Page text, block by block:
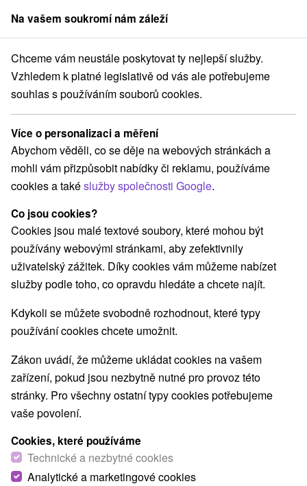
člen skupinySorger
Botanické záhrady Západné Slovensko Bratislavský kraj
Botanické záhrady Bratislavský
kraj
Kategorie
Všechny kategorie
Plte, rafting, splavy(2)
Hrady, zámky, zrúcaniny
Vyhliadkové lety a plavby(1) Šport(4)
Jazda na koni(3) Skanzeny(1) Divadlá(7)
Kaštiele(5) Sakrálne miesta(7)
Vyhliadkové veže a chodníky(11)
Mestské a zámocké parky(4) Golfové ihriská(5)
Motokárové dráhy (1) Vínne cesty
Túry a turistické chodníky (1) Escaperoom
Jaskyne Bobové dráhy (1) Lanové dráhy (1)
Adrenalinové atrakcie Turistické atrakcie (12)
Múzeá a galérie (13) ZOO a zvieracie farmy
Botanické záhrady
Atrakce s dětmi (18) Technické pamiatky
Pamätníky(3) Aquaparky, kúpaliská
Planetária a observatória(1)
Na vašem soukromí nám záleží
Chceme vám neustále poskytovat ty nejlepší služby.
Vzhledem k platné legislativě od vás ale potřebujeme
souhlas s používáním souborů cookies.
Více o personalizaci a měření
Abychom věděli, co se děje na webových stránkách a
mohli vám přizpůsobit nabídky či reklamu, používáme
cookies a takéslužby společnosti Google.
Co jsou cookies?
Cookies jsou malé textové soubory, které mohou být
používány webovými stránkami, aby zefektivnily
uživatelský zážitek. Díky cookies vám můžeme nabízet
služby podle toho, co opravdu hledáte a chcete najít.
Kdykoli se můžete svobodně rozhodnout, které typy
používání cookies chcete umožnit.
Zákon uvádí, že můžeme ukládat cookies na vašem
zařízení, pokud jsou nezbytně nutné pro provoz této
stránky. Pro všechny ostatní typy cookies potřebujeme
vaše povolení.
Cookies, které používáme
Technické a nezbytné cookies
Analytické a marketingové cookies